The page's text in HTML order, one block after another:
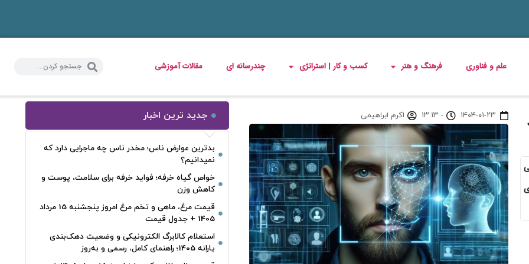
علم و فناوری فرهنگ و هنر کسب و کار | استراتژی چندرسانه ای مقالات آموزشی
۱۴۰۴-۰۱-۲۳ - ۱۳:۱۳ اکرم ابراهیمی جدید ترین اخبار
بدترین عوارض ناس؛ مخدر ناس چه ماجرایی دارد که
نمیدانیم؟
خواص گیاه خرفه؛ فواید خرفه برای سلامت، پوست و
کاهش وزن
قیمت مرغ، ماهی و تخم مرغ امروز پنجشنبه 15 مرداد
1405 + جدول قیمت
استعلام کالابرگ الکترونیکی و وضعیت دهک‌بندی
یارانه 1405؛ راهنمای کامل، رسمی و به‌روز